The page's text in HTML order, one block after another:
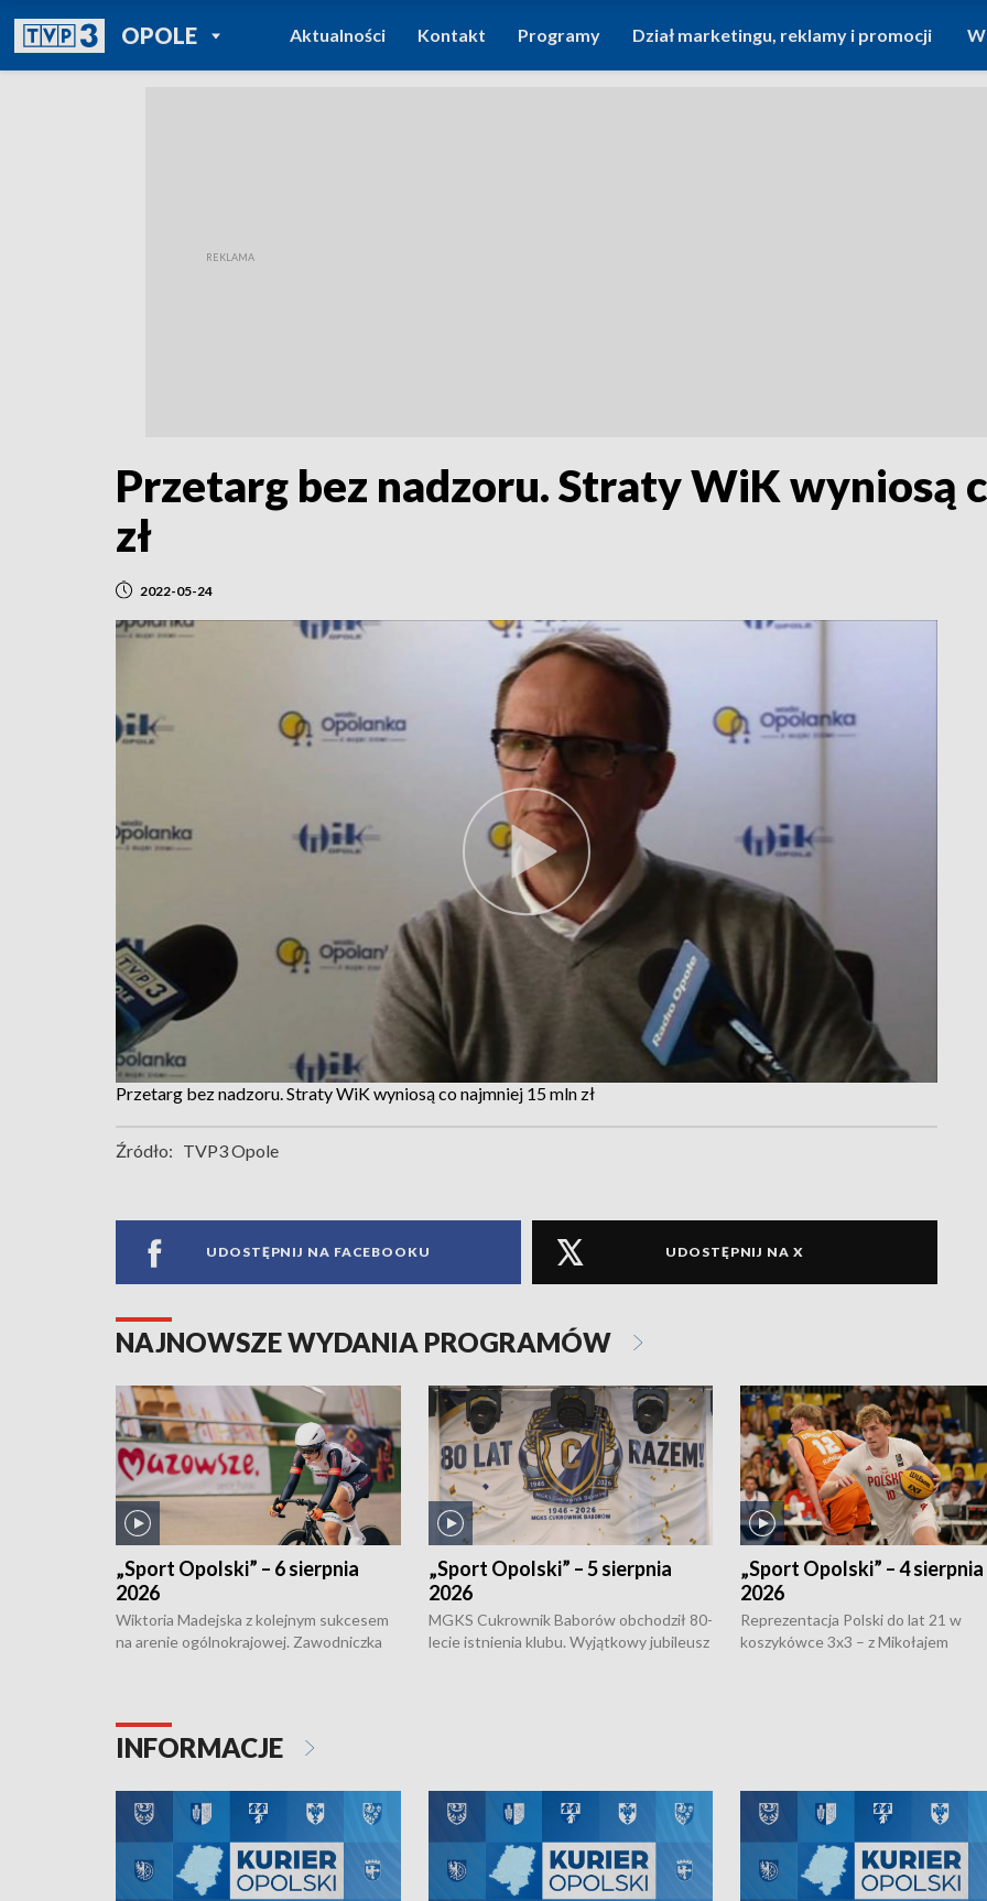
OPOLEPOWRÓT DO
TVP REGIONY
Aktualności Kontakt Programy Dział marketingu, reklamy i promocji
Przetarg bez nadzoru. Straty WiK wyniosą
zł
2022-05-24
Przetarg bez nadzoru. Straty WiK wyniosą co najmniej 15 mln zł
Źródło: TVP3 Opole
UDOSTĘPNIJ NA FACEBOOKU UDOSTĘPNIJ NA X
NAJNOWSZE WYDANIA PROGRAMÓW
„Sport Opolski” – 6 sierpnia
2026
Wiktoria Madejska z kolejnym sukcesem
na arenie ogólnokrajowej. Zawodniczka
torowym.
„Sport Opolski” – 5 sierpnia
2026
MGKS Cukrownik Baborów obchodził 80-
lecie istnienia klubu. Wyjątkowy jubileusz
„Sport Opolski” – 4 sierpnia
2026
Reprezentacja Polski do lat 21 w
koszykówce 3x3 – z Mikołajem
INFORMACJE